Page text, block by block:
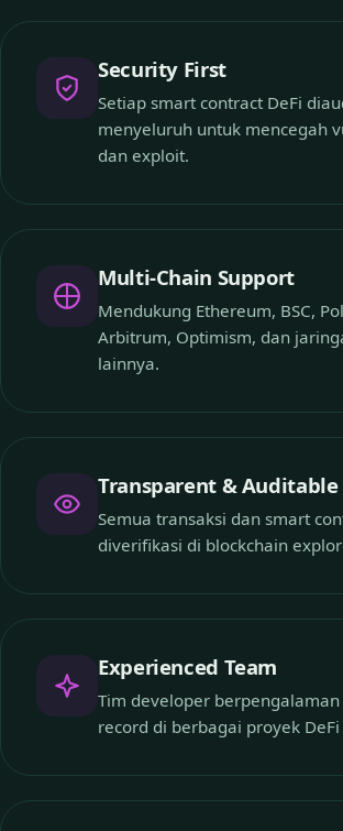
Security First
Setiap smart contract DeFi
menyeluruh untuk mencegah
dan exploit.
Multi-Chain Support
Mendukung Ethereum, BSC,
Arbitrum, Optimism, dan
lainnya.
Transparent & Auditable
Semua transaksi dan smart
diverifikasi di blockchain
Experienced Team
Tim developer
record di berbagai proyek